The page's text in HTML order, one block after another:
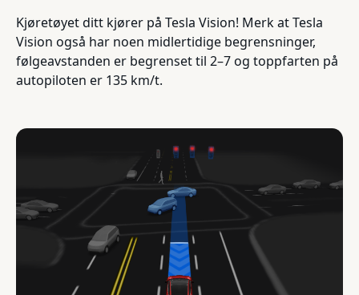
Kjøretøyet ditt kjører på Tesla Vision! Merk at Tesla
Vision også har noen midlertidige begrensninger,
følgeavstanden er begrenset til 2–7 og toppfarten på
autopiloten er 135 km/t.